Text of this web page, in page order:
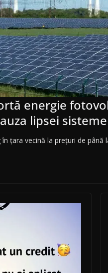
energie
lipsei
țara vecină la prețuri de